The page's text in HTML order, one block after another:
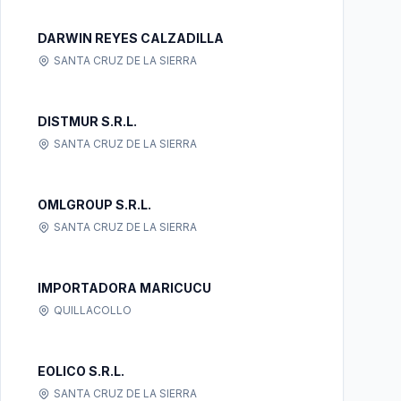
DARWIN REYES CALZADILLA
SANTA CRUZ DE LA SIERRA
DISTMUR S.R.L.
SANTA CRUZ DE LA SIERRA
OMLGROUP S.R.L.
SANTA CRUZ DE LA SIERRA
IMPORTADORA MARICUCU
QUILLACOLLO
EOLICO S.R.L.
SANTA CRUZ DE LA SIERRA